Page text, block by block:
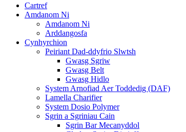
Cartref
Amdanom Ni
Amdanom Ni
Arddangosfa
Cynhyrchion
Peiriant Dad-ddyfrio Slwtsh
Gwasg Sgriw
Gwasg Belt
Gwasg Hidlo
System Arnofiad Aer Toddedig (DAF)
Lamella Charifier
System Dosio Polymer
Sgrin a Sgriniau Cain
Sgrin Bar Mecanyddol